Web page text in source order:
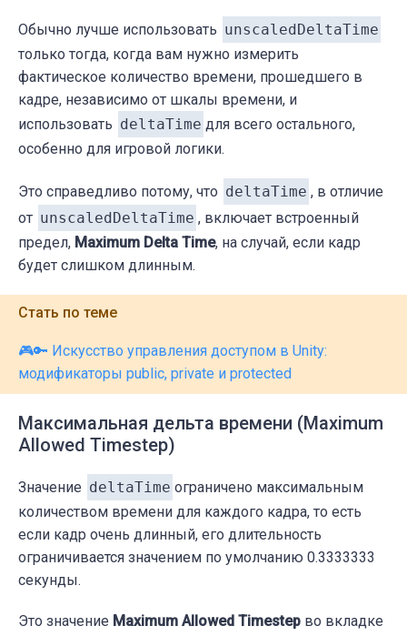
Обычно лучше использовать unscaledDeltaTime
только тогда, когда вам нужно измерить
фактическое количество времени, прошедшего в
кадре, независимо от шкалы времени, и
использовать deltaTime для всего остального,
особенно для игровой логики.
Это справедливо потому, что deltaTime , в отличие
от unscaledDeltaTime , включает встроенный
предел, Maximum Delta Time, на случай, если кадр
будет слишком длинным.
Стать по теме
🎮🔑 Искусство управления доступом в Unity:
модификаторы public, private и protected
Максимальная дельта времени (Maximum
Allowed Timestep)
Значение deltaTime ограничено максимальным
количеством времени для каждого кадра, то есть
если кадр очень длинный, его длительность
ограничивается значением по умолчанию 0.3333333
секунды.
Это значение Maximum Allowed Timestep во вкладке